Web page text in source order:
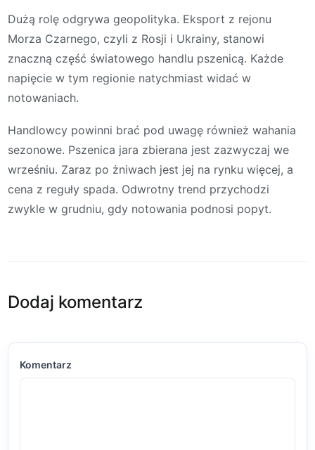
Dużą rolę odgrywa geopolityka. Eksport z rejonu
Morza Czarnego, czyli z Rosji i Ukrainy, stanowi
znaczną część światowego handlu pszenicą. Każde
napięcie w tym regionie natychmiast widać w
notowaniach.
Handlowcy powinni brać pod uwagę również wahania
sezonowe. Pszenica jara zbierana jest zazwyczaj we
wrześniu. Zaraz po żniwach jest jej na rynku więcej, a
cena z reguły spada. Odwrotny trend przychodzi
zwykle w grudniu, gdy notowania podnosi popyt.
Dodaj komentarz
Komentarz